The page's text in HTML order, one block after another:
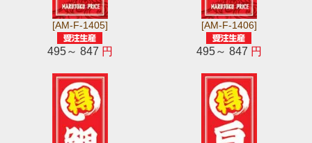
[AM-F-1405]
495～ 847 円
[AM-F-1406]
495～ 847 円